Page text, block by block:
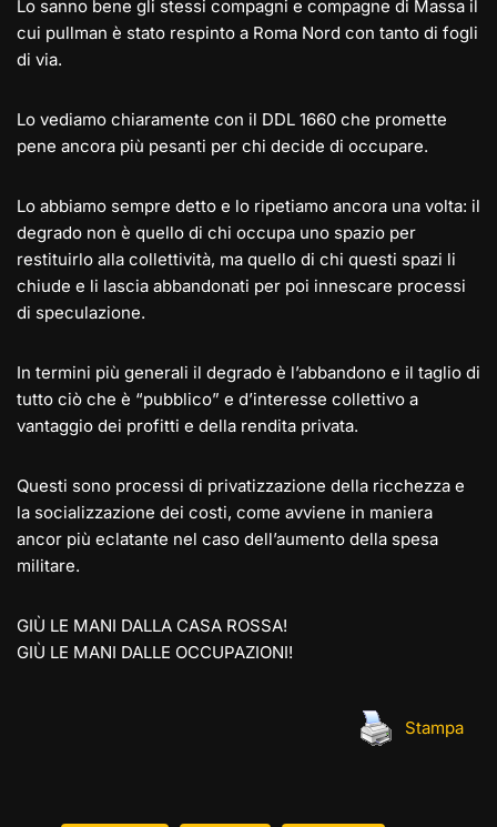
Lo sanno bene gli stessi compagni e compagne di Massa il
cui pullman è stato respinto a Roma Nord con tanto di fogli
di via.
Lo vediamo chiaramente con il DDL 1660 che promette
pene ancora più pesanti per chi decide di occupare.
Lo abbiamo sempre detto e lo ripetiamo ancora una volta: il
degrado non è quello di chi occupa uno spazio per
restituirlo alla collettività, ma quello di chi questi spazi li
chiude e li lascia abbandonati per poi innescare processi
di speculazione.
In termini più generali il degrado è l’abbandono e il taglio di
tutto ciò che è “pubblico” e d’interesse collettivo a
vantaggio dei profitti e della rendita privata.
Questi sono processi di privatizzazione della ricchezza e
la socializzazione dei costi, come avviene in maniera
ancor più eclatante nel caso dell’aumento della spesa
militare.
GIÙ LE MANI DALLA CASA ROSSA!
GIÙ LE MANI DALLE OCCUPAZIONI!
Stampa